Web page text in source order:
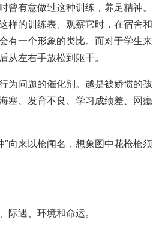
曾有意做过这种训练，养足精神。
样的训练表、观察它时，在宿舍和
有一个形象的类比。而对于学生来
从左右手放松到躯干。
问题的催化剂。越是被娇惯的孩
塞、发育不良、学习成绩差、网瘾
”向来以枪闻名，想象图中花枪枪须
际遇、环境和命运。